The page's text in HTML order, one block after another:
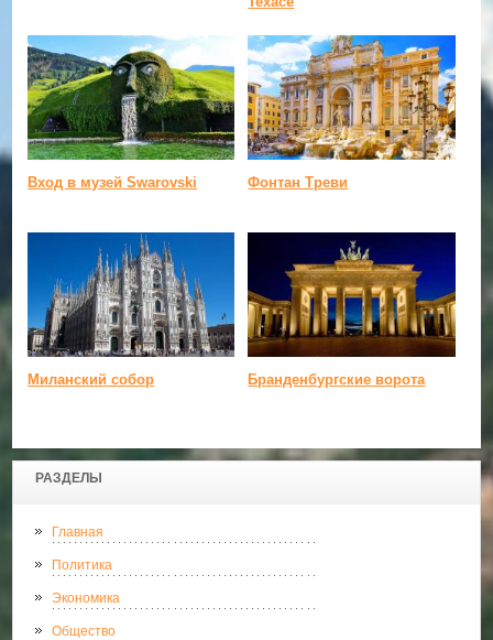
РАЗДЕЛЫ
Главная
Политика
Экономика
Общество
Вход в музей Swarovski Фонтан Треви
Миланский собор Бранденбургские ворота